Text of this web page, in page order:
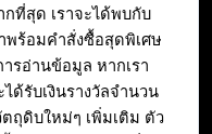
ที่สุด เราจะได้พบกับ
พร้อมคำสั่งซื้อสุดพิเศษ
รอ่านข้อมูล หากเรา
ด้รับเงินรางวัลจำนวน
ถุดิบใหม่ๆ เพิ่มเติม ตัว